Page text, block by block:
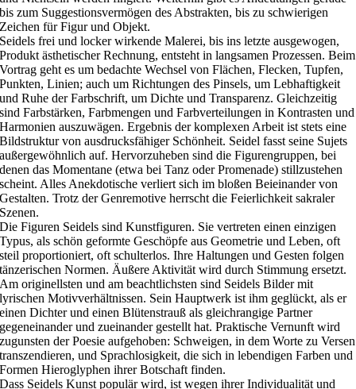
bis zum Suggestionsvermögen des Abstrakten, bis zu schwierigen
Zeichen für Figur und Objekt.
Seidels frei und locker wirkende Malerei, bis ins letzte ausgewogen,
Produkt ästhetischer Rechnung, entsteht in langsamen Prozessen. Beim
Vortrag geht es um bedachte Wechsel von Flächen, Flecken, Tupfen,
Punkten, Linien; auch um Richtungen des Pinsels, um Lebhaftigkeit
und Ruhe der Farbschrift, um Dichte und Transparenz. Gleichzeitig
sind Farbstärken, Farbmengen und Farbverteilungen in Kontrasten und
Harmonien auszuwägen. Ergebnis der komplexen Arbeit ist stets eine
Bildstruktur von ausdrucksfähiger Schönheit. Seidel fasst seine Sujets
außergewöhnlich auf. Hervorzuheben sind die Figurengruppen, bei
denen das Momentane (etwa bei Tanz oder Promenade) stillzustehen
scheint. Alles Anekdotische verliert sich im bloßen Beieinander von
Gestalten. Trotz der Genremotive herrscht die Feierlichkeit sakraler
Szenen.
Die Figuren Seidels sind Kunstfiguren. Sie vertreten einen einzigen
Typus, als schön geformte Geschöpfe aus Geometrie und Leben, oft
steil proportioniert, oft schulterlos. Ihre Haltungen und Gesten folgen
tänzerischen Normen. Äußere Aktivität wird durch Stimmung ersetzt.
Am originellsten und am beachtlichsten sind Seidels Bilder mit
lyrischen Motivverhältnissen. Sein Hauptwerk ist ihm geglückt, als er
einen Dichter und einen Blütenstrauß als gleichrangige Partner
gegeneinander und zueinander gestellt hat. Praktische Vernunft wird
zugunsten der Poesie aufgehoben: Schweigen, in dem Worte zu Versen
transzendieren, und Sprachlosigkeit, die sich in lebendigen Farben und
Formen Hieroglyphen ihrer Botschaft finden.
Dass Seidels Kunst populär wird, ist wegen ihrer Individualität und